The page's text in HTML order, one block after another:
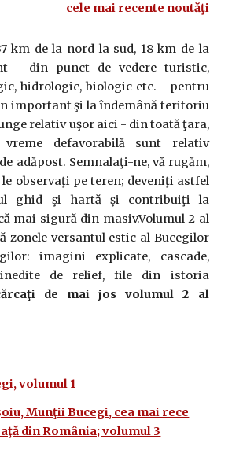
cele mai recente noutăţi
km de la nord la sud, 18 km de la
- din punct de vedere turistic,
hidrologic, biologic etc. - pentru
important şi la îndemână teritoriu
relativ uşor aici - din toată ţara,
defavorabilă sunt relativ
adăpost. Semnalaţi-ne, vă rugăm,
observaţi pe teren; deveniţi astfel
ghid şi hartă şi contribuiţi la
mai sigură din masiv.Volumul 2 al
zonele versantul estic al Bucegilor
imagini explicate, cascade,
de relief, file din istoria
de mai jos volumul 2 al
volumul 1
Munţii Bucegi, cea mai rece
din România; volumul 3